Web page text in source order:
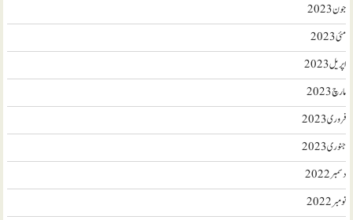
جون 2023
مئی 2023
اپریل 2023
مارچ 2023
فروری 2023
جنوری 2023
دسمبر 2022
نومبر 2022